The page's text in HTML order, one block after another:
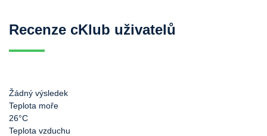
Recenze cKlub uživatelů
Žádný výsledek
Teplota moře
26°C
Teplota vzduchu